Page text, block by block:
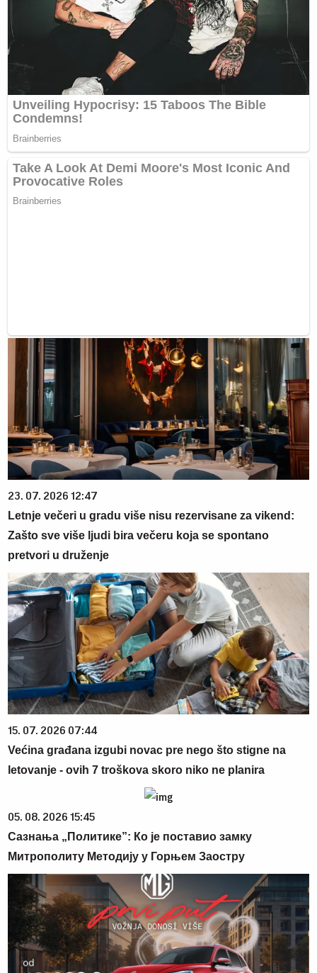
23. 07. 2026 12:47
Letnje večeri u gradu više nisu rezervisane za vikend:
Zašto sve više ljudi bira večeru koja se spontano
pretvori u druženje
15. 07. 2026 07:44
Većina građana izgubi novac pre nego što stigne na
letovanje - ovih 7 troškova skoro niko ne planira
05. 08. 2026 15:45
Сазнања „Политике”: Ко је поставио замку
Митрополиту Методију у Горњем Заостру